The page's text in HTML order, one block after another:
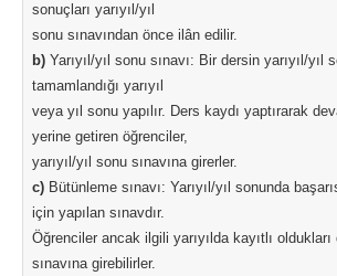
sonuçları yarıyıl/yıl
sonu sınavından önce ilân edilir.
b) Yarıyıl/yıl sonu sınavı: Bir dersin yarıyıl/yıl
tamamlandığı yarıyıl
veya yıl sonu yapılır. Ders kaydı yaptırarak
yerine getiren öğrenciler,
yarıyıl/yıl sonu sınavına girerler.
c) Bütünleme sınavı: Yarıyıl/yıl sonunda
için yapılan sınavdır.
Öğrenciler ancak ilgili yarıyılda kayıtlı
sınavına girebilirler.